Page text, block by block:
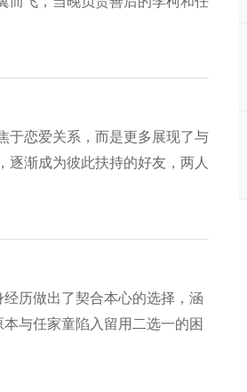
于恋爱关系，而是更多展现了与
逐渐成为彼此扶持的好友，两人
经历做出了契合本心的选择，涵
与任家童陷入留用二选一的困